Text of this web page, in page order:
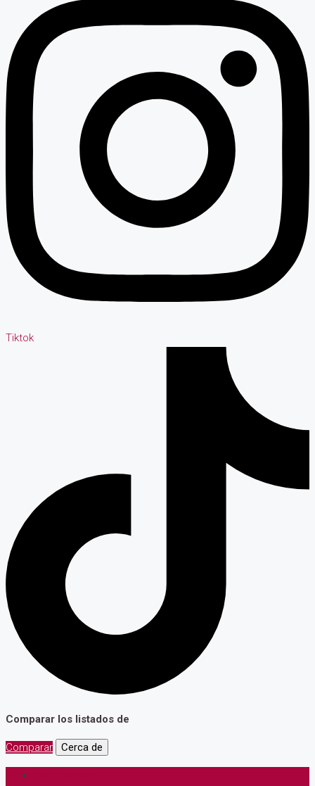
Tiktok
Comparar los listados de
Comparar Cerca de